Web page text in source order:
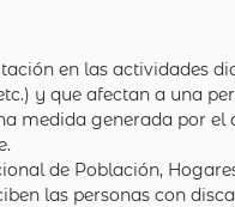
en las actividades
y que afectan a una
medida generada por el
de Población,
las personas con